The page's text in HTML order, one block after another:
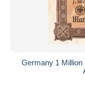
Germany 1 Million